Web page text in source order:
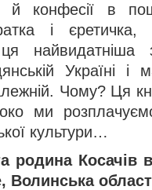
й конфесії в
і єретичка,
найвидатніша
Україні і
Чому? Ця
ми
культури…
родина Косачів
Волинська